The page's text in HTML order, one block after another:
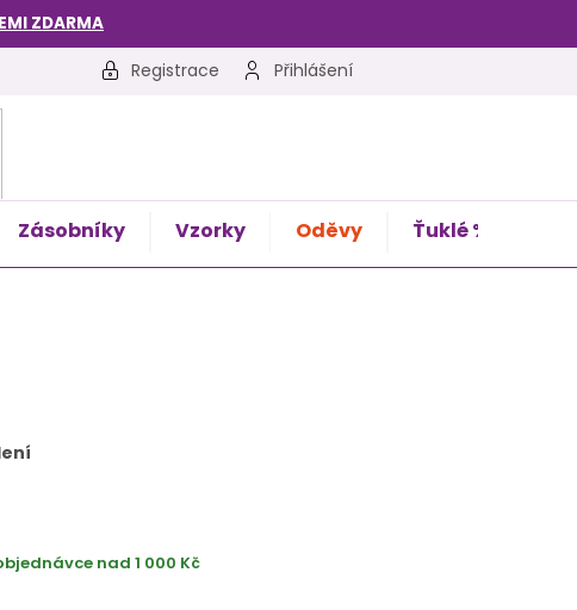
ZDARMA
Registrace Přihlášení
Zásobníky Vzorky Oděvy Ťuklé %
nad 1 000 Kč